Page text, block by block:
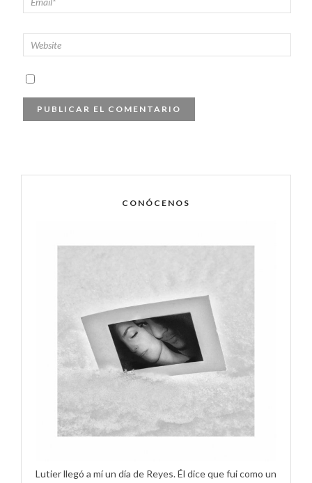
CONÓCENOS
Lutier llegó a mí un día de Reyes. Él dice que fui como un